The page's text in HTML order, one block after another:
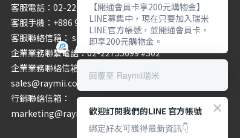
客服電話：02-22755699 #201 #202
客服手機：+886 974286654
客服聯絡信箱： service@raymii.com
企業業務聯繫電話：02-22755699 #302
企業業務聯絡信箱：
sales@raymii.com
行銷聯絡信箱：
marketing@raymii.com
【開通會員卡享200元購物金】
LINE募集中，現在只要加入瑞米
LINE官方帳號，並開通會員卡，
即享200元購物金。
回覆至 Raymii瑞米
歡迎訂閱我們的LINE 官方帳號
綁定好友可獲得最新資訊👇